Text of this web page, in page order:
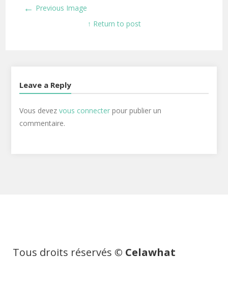
← Previous Image
↑ Return to post
Leave a Reply
Vous devez vous connecterpour publier un
commentaire.
Tous droits réservés © Celawhat